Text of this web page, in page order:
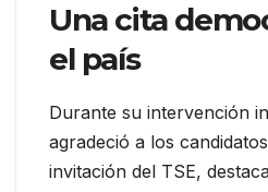
Una cita
el país
Durante su intervención
agradeció a los
invitación del TSE,